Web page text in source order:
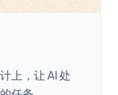
上，让 AI 处